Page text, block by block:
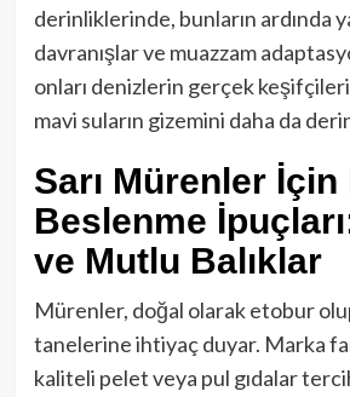
derinliklerinde, bunların ardında
davranışlar ve muazzam
onları denizlerin gerçek
mavi suların gizemini daha da
Sarı Mürenler İçin
Beslenme
ve Mutlu Balıklar
Mürenler, doğal olarak etobur
tanelerine ihtiyaç duyar. Marka
kaliteli pelet veya pul gıdalar